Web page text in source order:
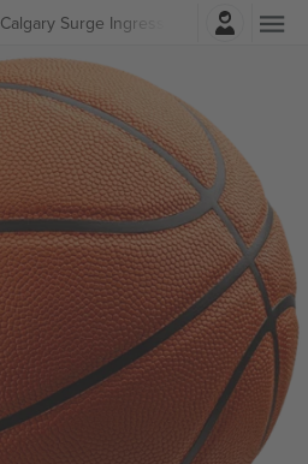
Calgary Surge Ingressos
Entrar